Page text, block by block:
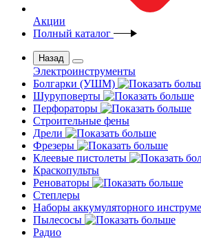
Акции
Полный каталог
Назад
Электроинструменты
Болгарки (УШМ)
Шуруповерты
Перфораторы
Строительные фены
Дрели
Фрезеры
Клеевые пистолеты
Краскопульты
Реноваторы
Степлеры
Наборы аккумуляторного
Пылесосы
Радио